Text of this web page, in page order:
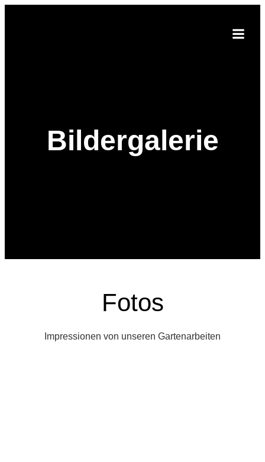
Bildergalerie
Fotos
Impressionen von unseren Gartenarbeiten